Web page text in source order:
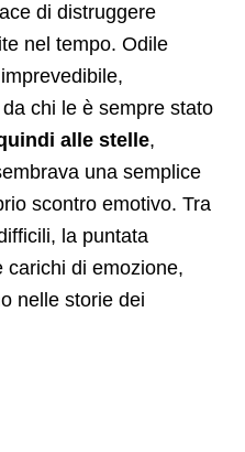
di distruggere
nel tempo. Odile
chi le è sempre stato
alle stelle,
una semplice
scontro emotivo. Tra
la puntata
carichi di emozione,
nelle storie dei